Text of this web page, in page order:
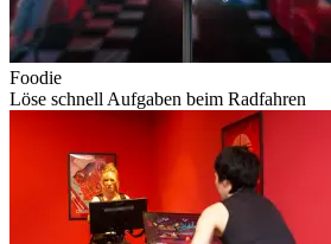
Foodie
Löse schnell Aufgaben beim Radfahren